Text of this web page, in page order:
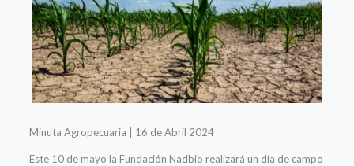
Minuta Agropecuaria | 16 de Abril 2024
Este 10 de mayo la Fundación Nadbio realizará un día de campo